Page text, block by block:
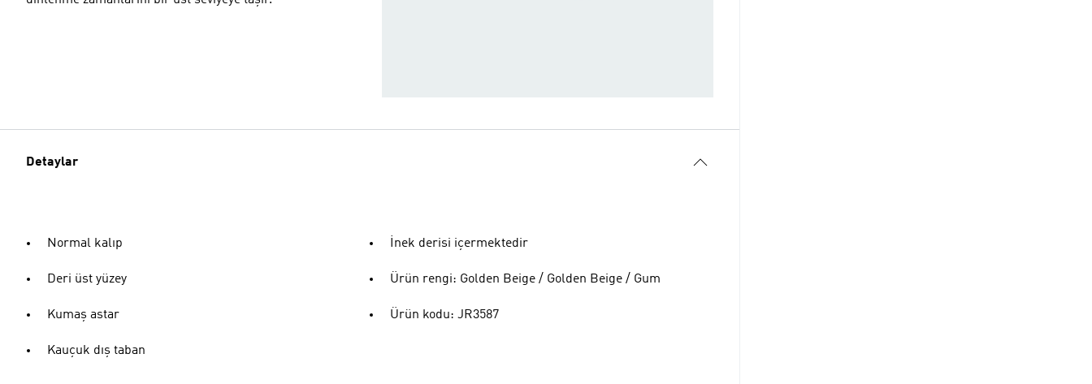
Detaylar
Normal kalıp
Deri üst yüzey
Kumaş astar
Kauçuk dış taban
İnek derisi içermektedir
Ürün rengi: Golden Beige / Golden Beige / Gum
Ürün kodu: JR3587